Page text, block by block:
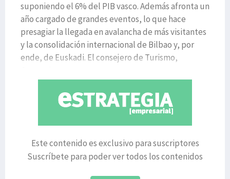
suponiendo el 6% del PIB vasco. Además afronta un
año cargado de grandes eventos, lo que hace
presagiar la llegada en avalancha de más visitantes
y la consolidación internacional de Bilbao y, por
ende, de Euskadi. El consejero de Turismo,
Este contenido es exclusivo para suscriptores
Suscríbete para poder ver todos los contenidos